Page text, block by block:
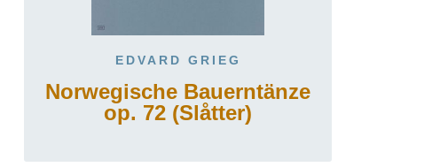
EDVARD GRIEG
Norwegische Bauerntänze
op. 72 (Slåtter)